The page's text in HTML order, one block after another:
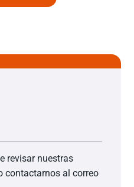
revisar nuestras
contactarnos al correo